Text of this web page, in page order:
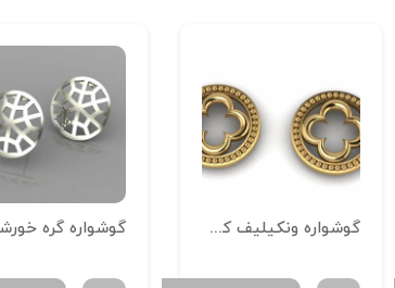
گوشواره ونکیلیف کد 01 گوشواره گره